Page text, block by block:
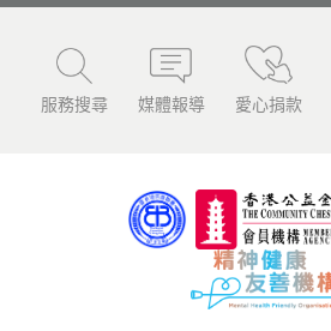
服務搜尋 媒體報導 愛心捐款